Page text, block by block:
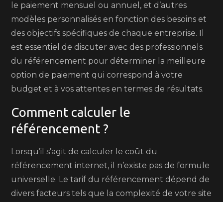
le paiement mensuel ou annuel, et d’autres
modèles personnalisés en fonction des besoins et
des objectifs spécifiques de chaque entreprise. Il
est essentiel de discuter avec des professionnels
du référencement pour déterminer la meilleure
option de paiement qui correspond à votre
budget et à vos attentes en termes de résultats.
Comment calculer le
référencement ?
Lorsqu’il s’agit de calculer le coût du
référencement internet, il n’existe pas de formule
universelle. Le tarif du référencement dépend de
divers facteurs tels que la complexité de votre site